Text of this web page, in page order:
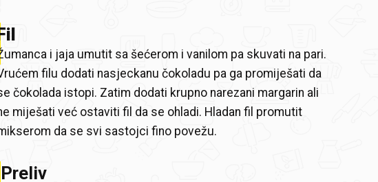
i jaja umutit sa šećerom i vanilom pa skuvati na pari.
filu dodati nasjeckanu čokoladu pa ga promiješati da
čokolada istopi. Zatim dodati krupno narezani margarin ali
miješati već ostaviti fil da se ohladi. Hladan fil promutit
da se svi sastojci fino povežu.
Preliv